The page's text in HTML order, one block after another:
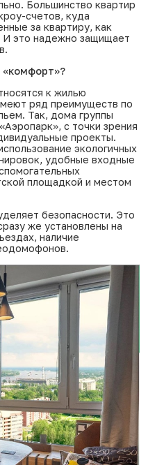
Большинство квартир
счетов, куда
за квартиру, как
И это надежно защищает
«комфорт»?
к жилью
ряд преимуществ по
Так, дома группы
с точки зрения
проекты.
экологичных
удобные входные
площадкой и местом
безопасности. Это
же установлены на
наличие